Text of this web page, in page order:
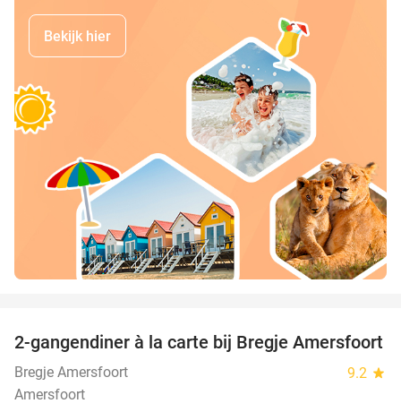
Bekijk hier
12%
2-gangendiner à la carte bij Bregje Amersfoort
Bregje Amersfoort 9.2 star
Amersfoort